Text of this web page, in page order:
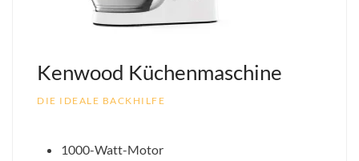
Kenwood Küchenmaschine
DIE IDEALE BACKHILFE
1000-Watt-Motor